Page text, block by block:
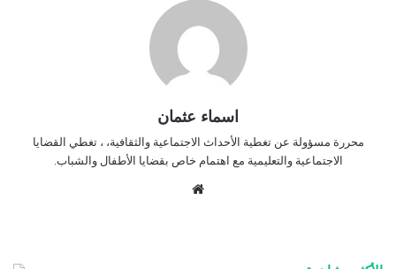
اسماء عثمان
محررة مسؤولة عن تغطية الأحداث الاجتماعية والثقافية، ، تغطي القضايا
الاجتماعية والتعليمية مع اهتمام خاص بقضايا الأطفال والشباب.